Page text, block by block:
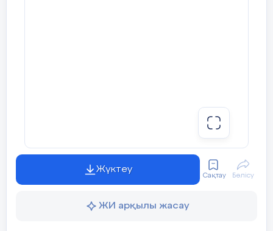
Жүктеу
Сақтау Бөлісу
ЖИ арқылы жасау